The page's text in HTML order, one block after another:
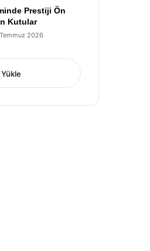
Prestiji Ön
Kutular
2026
Yükle